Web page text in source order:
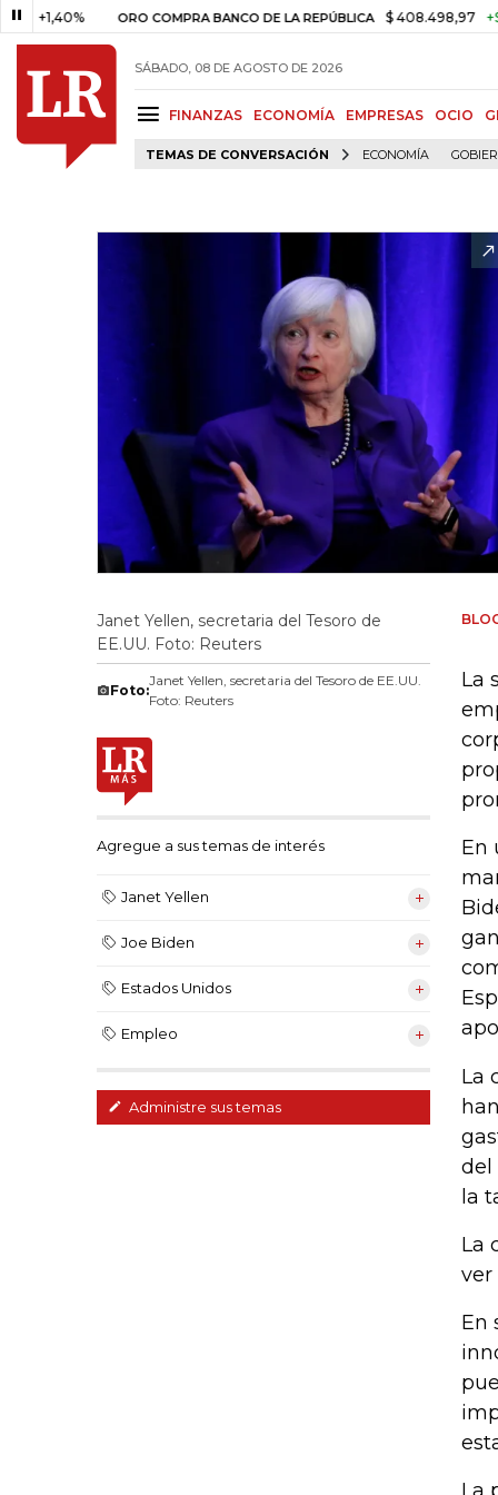
ORO COMPRA BANCO DE LA REPÚBLICA $ 408.498,97 +$
SÁBADO, 08 DE AGOSTO DE 2026
FINANZAS ECONOMÍA EMPRESAS OCIO
TEMAS DE CONVERSACIÓN ECONOMÍA
Janet Yellen, secretaria del Tesoro de
EE.UU. Foto: Reuters
Foto:
Janet Yellen, secretaria del Tesoro de EE.UU.
Foto: Reuters
Agregue a sus temas de interés
Janet Yellen
Joe Biden
Estados Unidos
Empleo
Administre sus temas
La
En
La
del
la
La
ver
En